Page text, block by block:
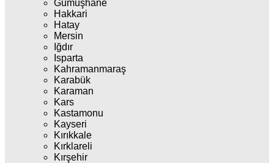
Gümüşhane
Hakkari
Hatay
Mersin
Iğdır
Isparta
Kahramanmaraş
Karabük
Karaman
Kars
Kastamonu
Kayseri
Kırıkkale
Kırklareli
Kırşehir